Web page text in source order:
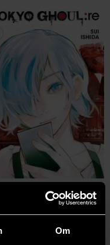
Om
Ghoul: re Vol 2
kr